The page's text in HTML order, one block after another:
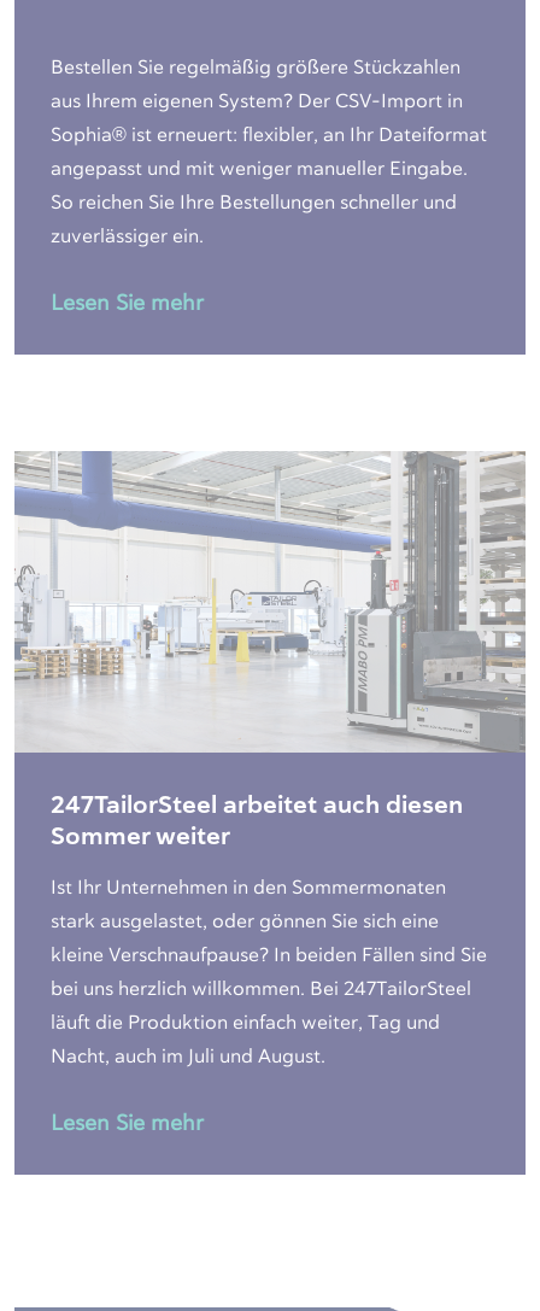
Bestellen Sie regelmäßig größere Stückzahlen
aus Ihrem eigenen System? Der CSV-Import in
Sophia® ist erneuert: flexibler, an Ihr Dateiformat
angepasst und mit weniger manueller Eingabe.
So reichen Sie Ihre Bestellungen schneller und
zuverlässiger ein.
Lesen Sie mehr
247TailorSteel arbeitet auch diesen
Sommer weiter
Ist Ihr Unternehmen in den Sommermonaten
stark ausgelastet, oder gönnen Sie sich eine
kleine Verschnaufpause? In beiden Fällen sind Sie
bei uns herzlich willkommen. Bei 247TailorSteel
läuft die Produktion einfach weiter, Tag und
Nacht, auch im Juli und August.
Lesen Sie mehr